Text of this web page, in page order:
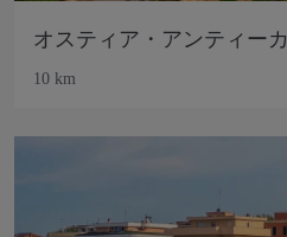
オスティア・アンティーカ
10 km